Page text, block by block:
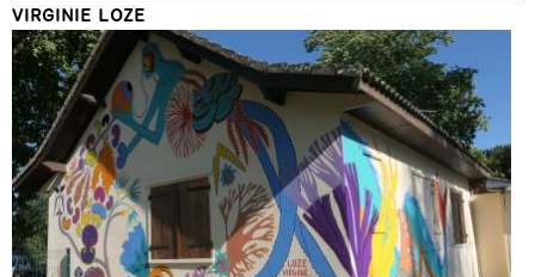
VIRGINIE LOZE